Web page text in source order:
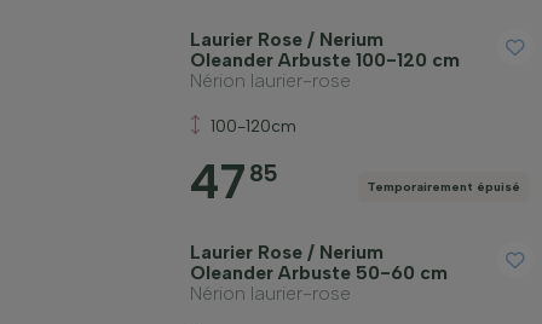
Laurier Rose / Nerium
Oleander Arbuste 100-120 cm
Nérion laurier-rose
100-120cm
47 85 Temporairement épuisé
Laurier Rose / Nerium
Oleander Arbuste 50-60 cm
Nérion laurier-rose